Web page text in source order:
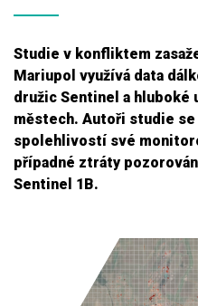
Studie v konfliktem
Mariupol využívá data
družic Sentinel a hluboké
městech. Autoři studie se
spolehlivostí své
případné ztráty
Sentinel 1B.